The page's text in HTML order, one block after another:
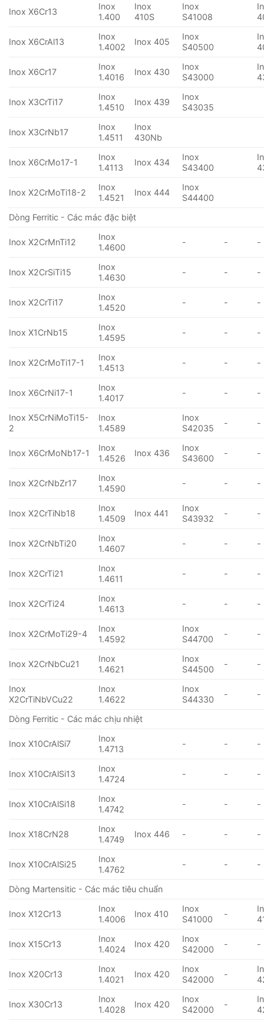
Inox X6Cr13
Inox
1.400
Inox
410S
Inox
S41008
Inox X6CrAl13
Inox
1.4002
Inox 405
Inox
S40500
Inox X6Cr17
Inox
1.4016
Inox 430
Inox
S43000
Inox X3CrTi17
Inox
1.4510
Inox 439
Inox
S43035
Inox X3CrNb17
Inox
1.4511
Inox
430Nb
Inox X6CrMo17-1
Inox
1.4113
Inox 434
Inox
S43400
Inox X2CrMoTi18-2
Inox
1.4521
Inox 444
Inox
S44400
Dòng Ferritic - Các mác đặc biệt
Inox X2CrMnTi12
Inox
1.4600
- - -
Inox X2CrSiTi15
Inox
1.4630
- - -
Inox X2CrTi17
Inox
1.4520
- - -
Inox X1CrNb15
Inox
1.4595
- - -
Inox X2CrMoTi17-1
Inox
1.4513
- - -
Inox X6CrNi17-1
Inox
1.4017
- - -
Inox X5CrNiMoTi15-
2
Inox
1.4589
Inox
S42035
- -
Inox X6CrMoNb17-1
Inox
1.4526
Inox 436
Inox
S43600
- -
Inox X2CrNbZr17
Inox
1.4590
- - -
Inox X2CrTiNb18
Inox
1.4509
Inox 441
Inox
S43932
- -
Inox X2CrNbTi20
Inox
1.4607
- - -
Inox X2CrTi21
Inox
1.4611
- - -
Inox X2CrTi24
Inox
1.4613
- - -
Inox X2CrMoTi29-4
Inox
1.4592
Inox
S44700
- -
Inox X2CrNbCu21
Inox
1.4621
Inox
S44500
- -
Inox
X2CrTiNbVCu22
Inox
1.4622
Inox
S44330
- -
Dòng Ferritic - Các mác chịu nhiệt
Inox X10CrAlSi7
Inox
1.4713
- - -
Inox X10CrAlSi13
Inox
1.4724
- - -
Inox X10CrAlSi18
Inox
1.4742
- - -
Inox X18CrN28
Inox
1.4749
Inox 446 - - -
Inox X10CrAlSi25
Inox
1.4762
- - -
Dòng Martensitic - Các mác tiêu chuẩn
Inox X12Cr13
Inox
1.4006
Inox 410
Inox
S41000
-
Inox X15Cr13
Inox
1.4024
Inox 420
Inox
S42000
- -
Inox X20Cr13
Inox
1.4021
Inox 420
Inox
S42000
-
Inox X30Cr13
Inox
1.4028
Inox 420
Inox
S42000
-